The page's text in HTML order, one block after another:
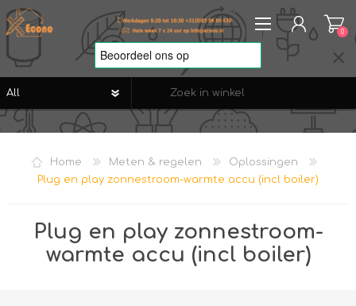
REGISTREREN
VERLANGLIJST
0
Home Meten & regelen
Oplossingen
Plug en play zonnestroom-warmte accu (incl boiler)
Plug en play zonnestroom-
warmte accu (incl boiler)